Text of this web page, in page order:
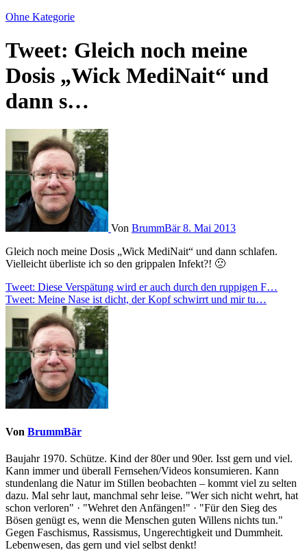
Ohne Kategorie
Tweet: Gleich noch meine
Dosis „Wick MediNait“ und
dann s…
Von BrummBär8. Mai 2013
Gleich noch meine Dosis „Wick MediNait“ und dann schlafen.
Vielleicht überliste ich so den grippalen Infekt?! 🙁
Beitragsnavigation
Tweet: Diese Verspätung wird er auch durch den ruppigen F…
Tweet: Meine Nase ist dicht, der Kopf schwirrt und mir tu…
Von BrummBär
Baujahr 1970. Schütze. Kind der 80er und 90er. Isst gern und viel.
Kann immer und überall Fernsehen/Videos konsumieren. Kann
stundenlang die Natur im Stillen beobachten – kommt viel zu selten
dazu. Mal sehr laut, manchmal sehr leise. "Wer sich nicht wehrt, hat
schon verloren" · "Wehret den Anfängen!" · "Für den Sieg des
Bösen genügt es, wenn die Menschen guten Willens nichts tun."
Gegen Faschismus, Rassismus, Ungerechtigkeit und Dummheit.
Lebenwesen, das gern und viel selbst denkt!